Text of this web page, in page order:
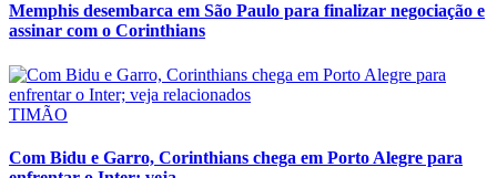
Memphis desembarca em São Paulo para finalizar negociação e
assinar com o Corinthians
TIMÃO
Com Bidu e Garro, Corinthians chega em Porto Alegre para